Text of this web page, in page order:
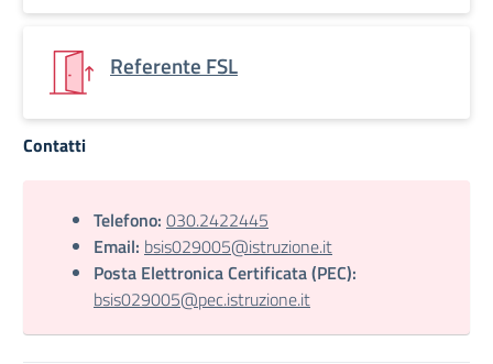
Referente FSL
Contatti
Telefono: 030.2422445
Email: bsis029005@istruzione.it
Posta Elettronica Certificata (PEC):
bsis029005@pec.istruzione.it